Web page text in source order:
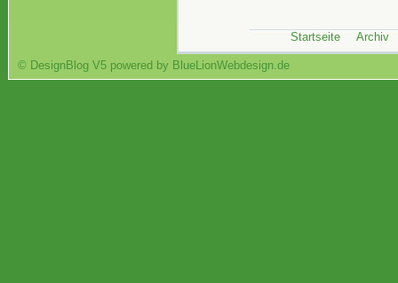
Startseite Archiv
© DesignBlog V5 powered by BlueLionWebdesign.de